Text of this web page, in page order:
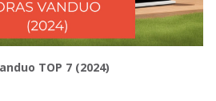
TOP 7 (2024)